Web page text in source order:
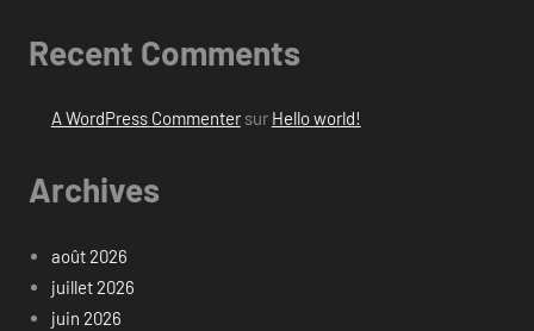
Recent Comments
A WordPress Commentersur Hello world!
Archives
août 2026
juillet 2026
juin 2026